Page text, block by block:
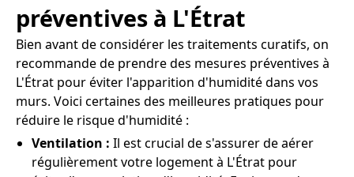
préventives à L'Étrat
Bien avant de considérer les traitements curatifs, on
recommande de prendre des mesures préventives à
L'Étrat pour éviter l'apparition d'humidité dans vos
murs. Voici certaines des meilleures pratiques pour
réduire le risque d'humidité :
Ventilation : Il est crucial de s'assurer de aérer
régulièrement votre logement à L'Étrat pour